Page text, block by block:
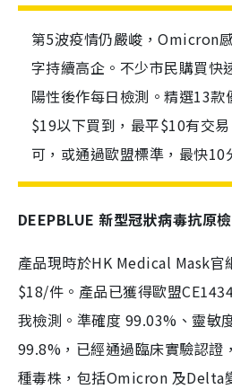
第5波疫情仍嚴峻，Omicron
字持續高企。不少市民購買快
陽性後作每日檢測。精選13
$19以下買到，最平$10有交
可，或通過歐盟標準，最快10
DEEPBLUE 新型冠狀病毒抗原
產品現時於HK Medical Mask官
$18/件。產品已獲得歐盟
我檢測。準確度 99.03%、靈敏
99.8%，已經通過臨床實驗認證
種毒株，包括Omicron 及Delta